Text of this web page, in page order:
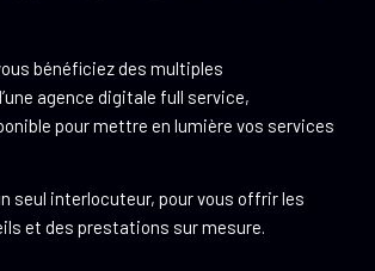
bénéficiez des multiples
agence digitale full service,
pour mettre en lumière vos services
seul interlocuteur, pour vous offrir les
et des prestations sur mesure.